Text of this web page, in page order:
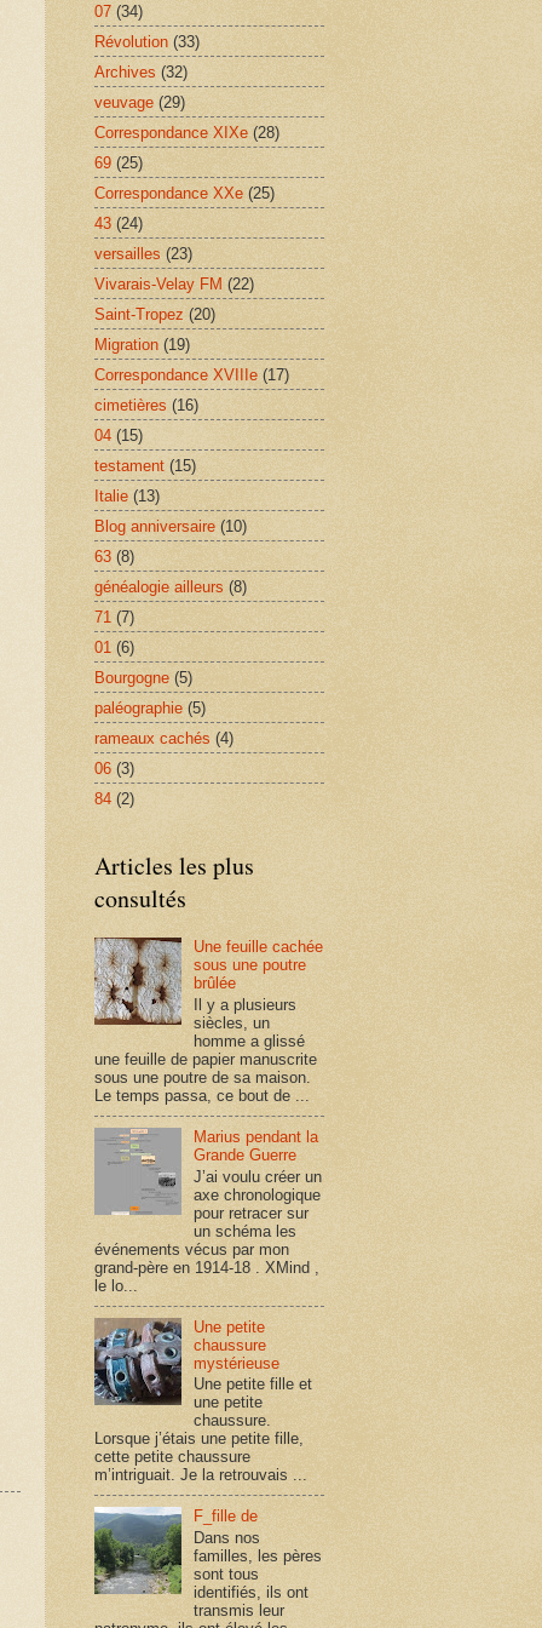
07 (34)
Révolution (33)
Archives (32)
veuvage (29)
Correspondance XIXe (28)
69 (25)
Correspondance XXe (25)
43 (24)
versailles (23)
Vivarais-Velay FM (22)
Saint-Tropez (20)
Migration (19)
Correspondance XVIIIe (17)
cimetières (16)
04 (15)
testament (15)
Italie (13)
Blog anniversaire (10)
63 (8)
généalogie ailleurs (8)
71 (7)
01 (6)
Bourgogne (5)
paléographie (5)
rameaux cachés (4)
06 (3)
84 (2)
Articles les plus
consultés
Une feuille cachée
sous une poutre
brûlée
Il y a plusieurs
siècles, un
homme a glissé
une feuille de papier manuscrite
sous une poutre de sa maison.
Le temps passa, ce bout de ...
Marius pendant la
Grande Guerre
J’ai voulu créer un
axe chronologique
pour retracer sur
un schéma les
événements vécus par mon
grand-père en 1914-18 . XMind ,
le lo...
Une petite
chaussure
mystérieuse
Une petite fille et
une petite
chaussure.
Lorsque j’étais une petite fille,
cette petite chaussure
m’intriguait. Je la retrouvais ...
F_fille de
Dans nos
familles, les pères
sont tous
identifiés, ils ont
transmis leur